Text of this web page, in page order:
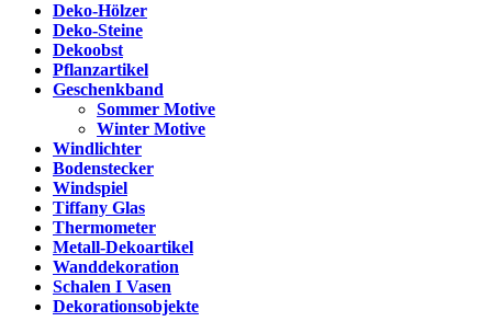
Deko-Hölzer
Deko-Steine
Dekoobst
Pflanzartikel
Geschenkband
Sommer Motive
Winter Motive
Windlichter
Bodenstecker
Windspiel
Tiffany Glas
Thermometer
Metall-Dekoartikel
Wanddekoration
Schalen I Vasen
Dekorationsobjekte